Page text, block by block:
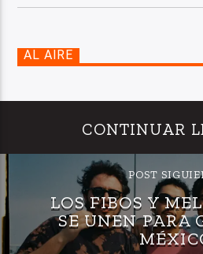
AL AIRE
CONTINUAR
POST
LOS FIBOS Y
SE UNEN PARA